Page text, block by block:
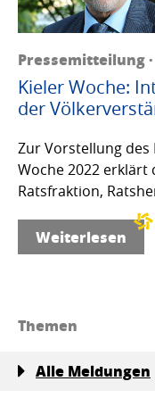
Pressemitteilung ·
Kieler Woche:
der
Zur Vorstellung des
Woche 2022 erklärt
Ratsfraktion,
Weiterlesen
Themen
Alle Meldungen